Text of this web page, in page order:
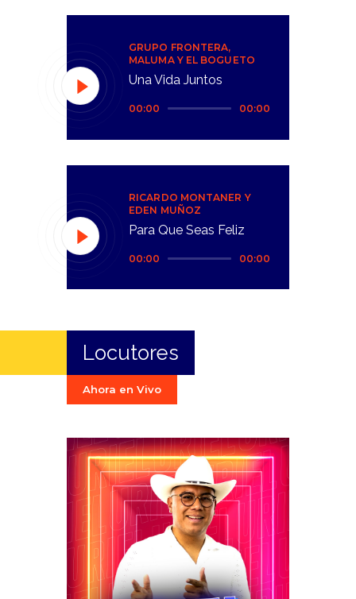
GRUPO FRONTERA,
MALUMA Y EL BOGUETO
Una Vida Juntos
Reproductor
audio
00:00 00:00
RICARDO MONTANER Y
EDEN MUÑOZ
Para Que Seas Feliz
audio
00:00 00:00
Locutores
Ahora en Vivo